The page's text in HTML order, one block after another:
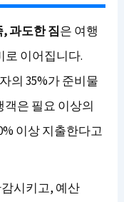
과도한 짐은 여행
로 이어집니다.
의 35%가 준비물
은 필요 이상의
이상 지출한다고
시키고, 예산